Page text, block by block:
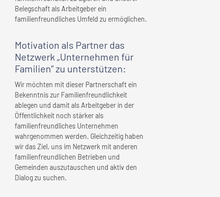
Belegschaft als Arbeitgeber ein
familienfreundliches Umfeld zu ermöglichen.
Motivation als Partner das
Netzwerk „Unternehmen für
Familien” zu unterstützen:
Wir möchten mit dieser Partnerschaft ein
Bekenntnis zur Familienfreundlichkeit
ablegen und damit als Arbeitgeber in der
Öffentlichkeit noch stärker als
familienfreundliches Unternehmen
wahrgenommen werden. Gleichzeitig haben
wir das Ziel, uns im Netzwerk mit anderen
familienfreundlichen Betrieben und
Gemeinden auszutauschen und aktiv den
Dialog zu suchen.